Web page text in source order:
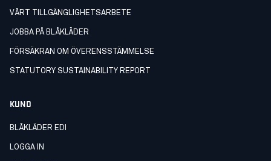
VÅRT TILLGÄNGLIGHETSARBETE
JOBBA PÅ BLÅKLÄDER
FÖRSÄKRAN OM ÖVERENSSTÄMMELSE
STATUTORY SUSTAINABILITY REPORT
KUND
BLÅKLÄDER EDI
LOGGA IN